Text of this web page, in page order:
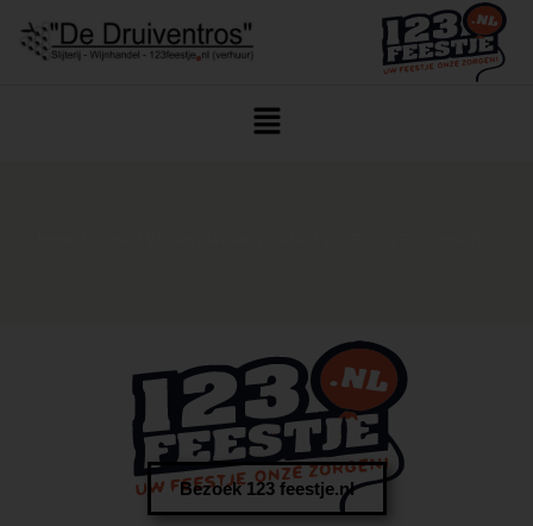
Bezoek 123 feestje.nl